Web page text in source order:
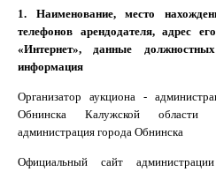
1. Наименование, место
телефонов арендодателя, адрес
«Интернет», данные
информация
Организатор аукциона - а
Обнинска Калужской области
администрация города Обнинска
Официальный сайт